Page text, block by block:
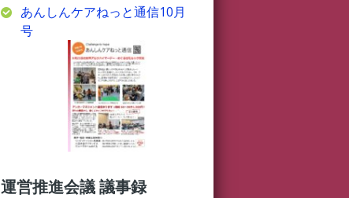
あんしんケアねっと通信10月
号
運営推進会議 議事録